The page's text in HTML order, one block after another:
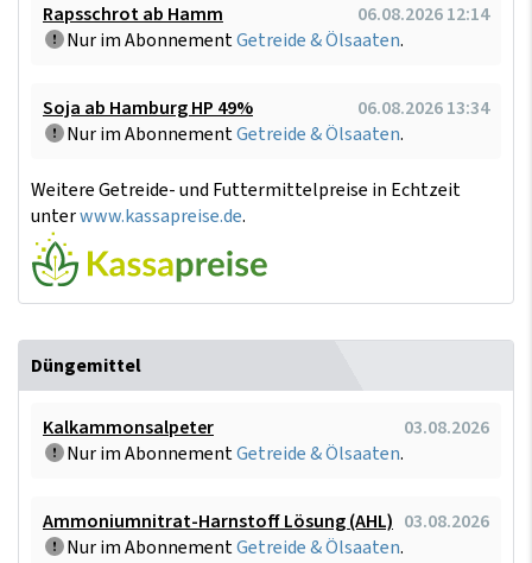
Rapsschrot ab Hamm
06.08.2026 12:14
Nur im AbonnementGetreide & Ölsaaten.
Soja ab Hamburg HP 49%
06.08.2026 13:34
Nur im AbonnementGetreide & Ölsaaten.
Weitere Getreide- und Futtermittelpreise in Echtzeit
unterwww.kassapreise.de.
Düngemittel
Kalkammonsalpeter
03.08.2026
Nur im AbonnementGetreide & Ölsaaten.
Ammoniumnitrat-Harnstoff Lösung (AHL) 03.08.2026
Nur im AbonnementGetreide & Ölsaaten.